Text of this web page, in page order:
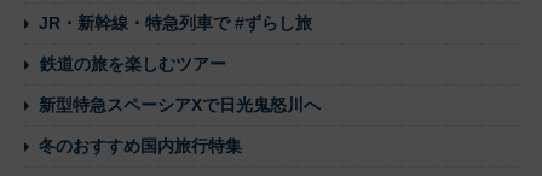
JR・新幹線・特急列車で #ずらし旅
鉄道の旅を楽しむツアー
新型特急スペーシアXで日光鬼怒川へ
冬のおすすめ国内旅行特集